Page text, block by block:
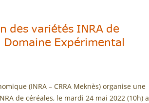
des variétés INRA de
Expérimental
(INRA – CRRA Meknès) organise une
de céréales, le mardi 24 mai 2022 (10h)